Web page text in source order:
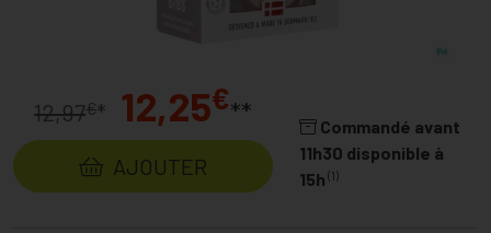
12,97€* 12,25€**
AJOUTER
Commandé avant
11h30 disponible à
15h (1)